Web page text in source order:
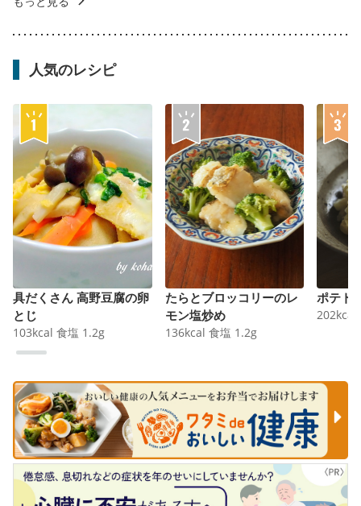
人気のレシピ
具だくさん 高野豆腐の卵
とじ
103kcal 食塩 1.2g
たらとブロッコリーのレ
モン塩炒め
136kcal 食塩 1.2g
ポテト
202kcal